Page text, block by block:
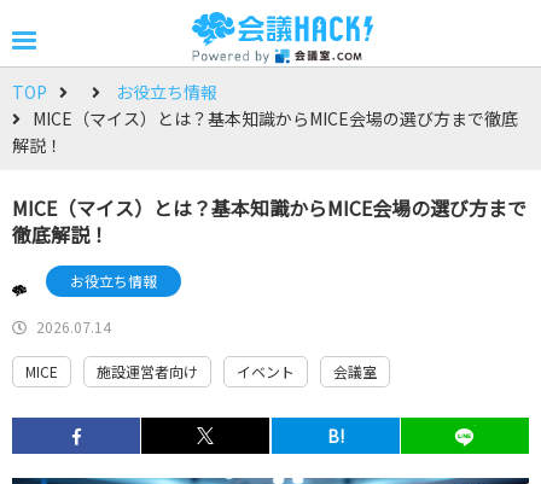
TOP
お役立ち情報
MICE（マイス）とは？基本知識からMICE会場の選び方まで徹底
解説！
MICE（マイス）とは？基本知識からMICE会場の選び方まで
徹底解説！
お役立ち情報
2026.07.14
MICE 施設運営者向け イベント 会議室
B!